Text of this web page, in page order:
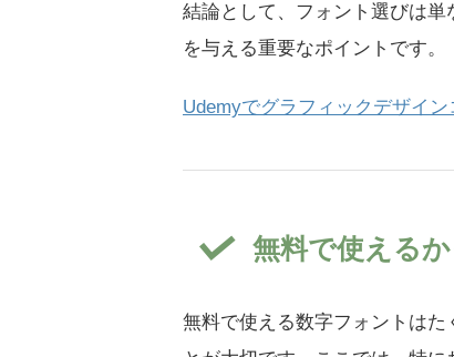
結論として、フォント選びは
を与える重要なポイントです。
Udemyでグラフィックデザイ
無料で使える
無料で使える数字フォントは